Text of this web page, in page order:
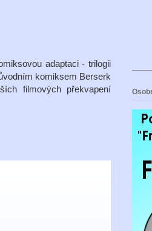
adaptaci - trilogii
komiksem Berserk
filmových překvapení